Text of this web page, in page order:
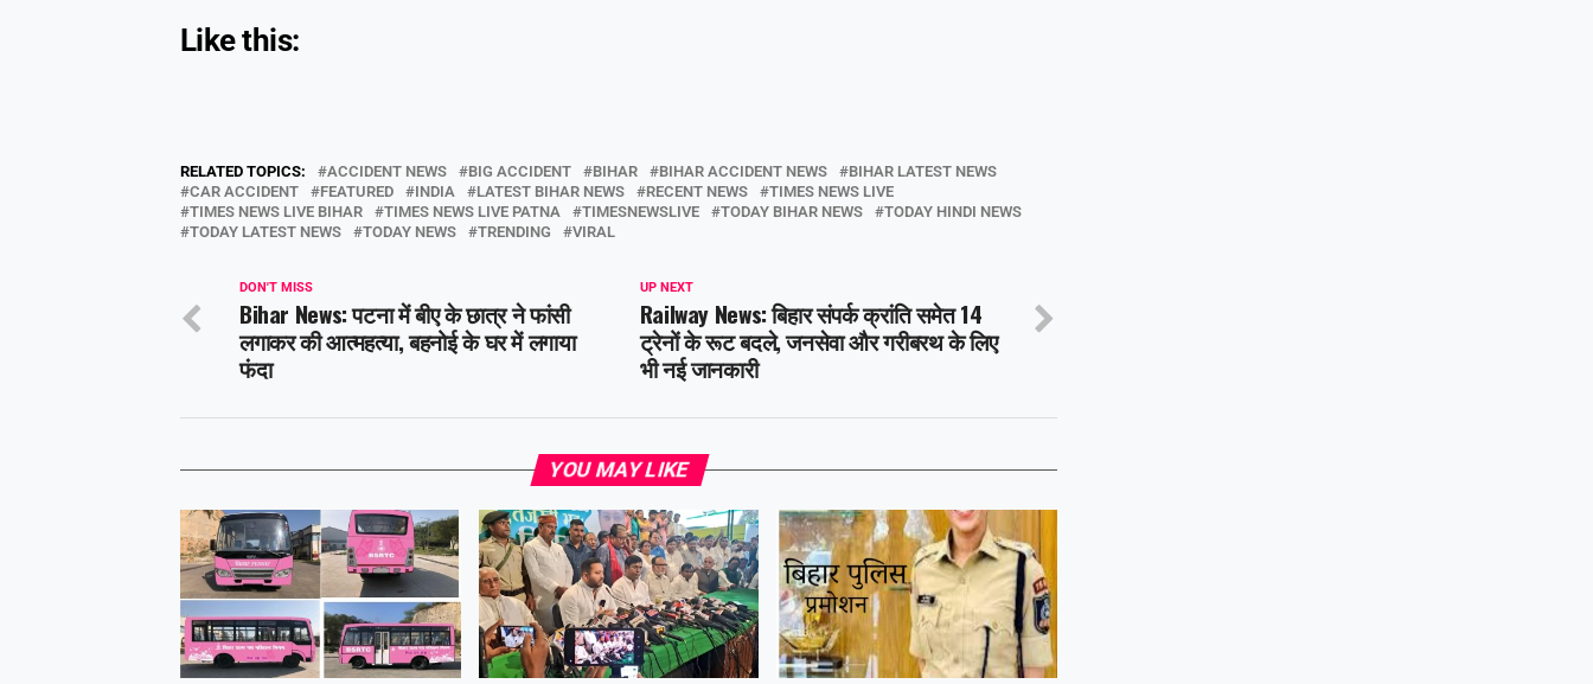
Like this:
RELATED TOPICS: ACCIDENT NEWS BIG ACCIDENT BIHAR BIHAR ACCIDENT NEWS
BIHAR LATEST NEWS
CAR ACCIDENT
FEATURED INDIA LATEST BIHAR NEWS RECENT NEWS
TIMES NEWS LIVE
TIMES NEWS LIVE BIHAR
TIMES NEWS LIVE PATNA TIMESNEWSLIVE TODAY BIHAR NEWS
TODAY HINDI NEWS
TODAY LATEST NEWS
TODAY NEWS TRENDING VIRAL
UP NEXT
Railway News: बिहार संपर्क क्रांति समेत 14
ट्रेनों के रूट बदले, जनसेवा और गरीबरथ के लिए
भी नई जानकारी
DON'T MISS
Bihar News: पटना में बीए के छात्र ने फांसी
लगाकर की आत्महत्या, बहनोई के घर में लगाया
फंदा
YOU MAY LIKE